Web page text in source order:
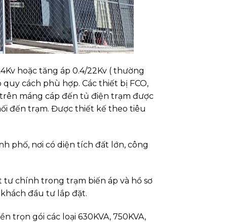
hoặc tăng áp 0.4/22Kv ( thường
cách phù hợp. Các thiết bị FCO,
máng cáp đến tủ điện trạm được
đến trạm. Được thiết kế theo tiêu
phố, nơi có diện tích đất lớn, công
tư chính trong trạm biến áp và hồ sơ
đầu tư lắp đặt.
trọn gói các loại 630KVA, 750KVA,